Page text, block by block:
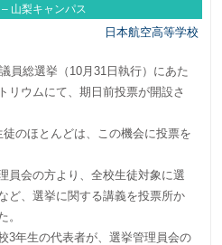
山梨キャンパス
日本航空高等学校
員総選挙（10月31日執行）にあた
リウムにて、期日前投票が開設さ
のほとんどは、この機会に投票を
員会の方より、全校生徒対象に選
ど、選挙に関する講義を投票所か
。
3年生の代表者が、選挙管理員会の